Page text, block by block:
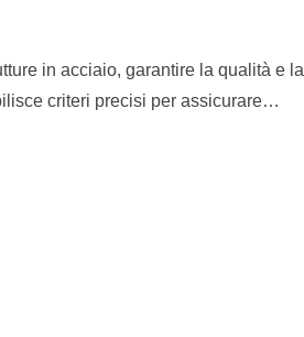
in acciaio, garantire la qualità e
criteri precisi per assicurare…